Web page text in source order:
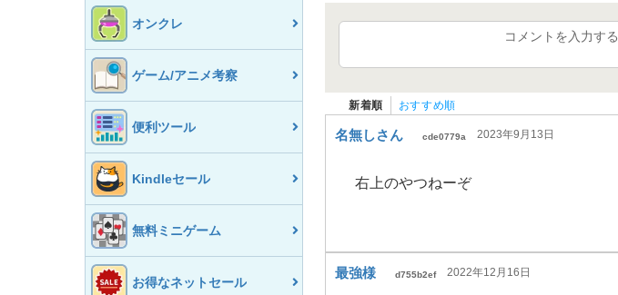
オンクレ
ゲーム/アニメ考察
便利ツール
Kindleセール
無料ミニゲーム
お得なネットセール
コメントを入力する
新着順 おすすめ順
名無しさん cde0779a 2023年9月13日
右上のやつねーぞ
最強様 d755b2ef 2022年12月16日